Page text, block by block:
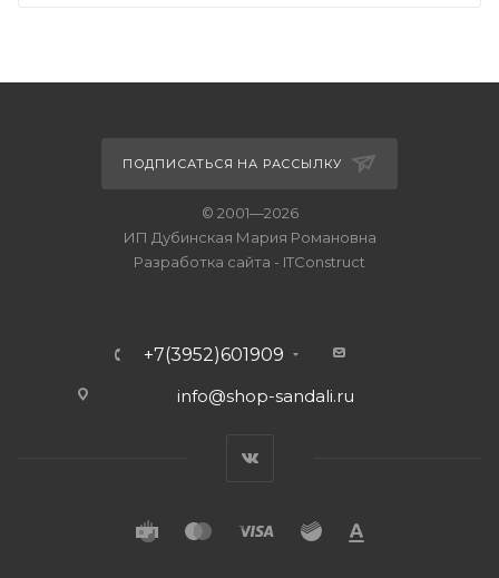
ПОДПИСАТЬСЯ НА РАССЫЛКУ
© 2001—2026
ИП Дубинская Мария Романовна
Разработка сайта - ITConstruct
+7(3952)601909
info@shop-sandali.ru